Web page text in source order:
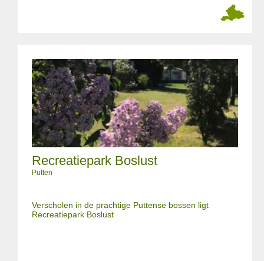
Recreatiepark Boslust
Putten
Verscholen in de prachtige Puttense bossen ligt
Recreatiepark Boslust